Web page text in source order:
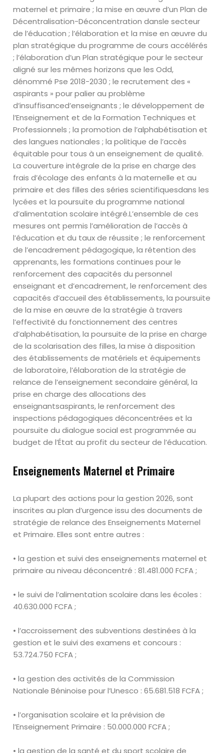
maternel et primaire ; la mise enœuvre d’un Plan de
Décentralisation-Déconcentration dansle secteur
de l’éducation ; l’élaboration et la mise enœuvre du
plan stratégique du programme de cours accélérés
; l’élaboration d’un Plan stratégique pour le secteur
aligné sur les mêmes horizons que lesOdd,
dénomméPse 2018-2030 ; le recrutement des «
aspirants » pour palier au problème
d’insuffisanced’enseignants ; le développement de
l’Enseignement et de la Formation Techniques et
Professionnels ; la promotion de l’alphabétisation et
des langues nationales ; la politique de l’accès
équitable pour tous à un enseignement de qualité.
Lacouverture intégrale de la prise en charge des
frais d’écolage des enfants à la maternelle et au
primaire et des filles des séries scientifiquesdans les
lycéesetla poursuite du programme national
d’alimentation scolaire intégré.L’ensemble de ces
mesures ont permis l’amélioration de l’accès à
l’éducation et du taux de réussite ; le renforcement
de l’encadrement pédagogique, la rétention des
apprenants, les formations continues pour le
renforcement des capacités du personnel
enseignant et d’encadrement, le renforcement des
capacités d’accueil des établissements, la poursuite
de la mise enœuvre de la stratégie à travers
l’effectivité du fonctionnement des centres
d’alphabétisation, la poursuite de la prise en charge
de la scolarisation des filles, la mise à disposition
des établissements de matériels et équipements
de laboratoire, l’élaboration de la stratégie de
relance de l’enseignement secondaire général, la
priseen charge des allocations des
enseignantsaspirants, le renforcement des
inspections pédagogiques déconcentrées et la
poursuite du dialogue social est programmée au
budget de l’État au profit du secteur de l’éducation.
Enseignements Maternel et Primaire
La plupart des actions pour la gestion 2026, sont
inscrites au plan d’urgence issu des documents de
stratégie de relance des Enseignements Maternel
et Primaire. Elles sont entre autres :
• la gestion et suivi des enseignements maternel et
primaire au niveau déconcentré : 81.481.000 FCFA ;
• le suivi de l’alimentation scolaire dans les écoles :
40.630.000 FCFA ;
• l’accroissement des subventions destinées à la
gestion et le suivi des examens et concours :
53.724.750 FCFA ;
• la gestion des activités de la Commission
Nationale Béninoise pourl’Unesco :65.681.518 FCFA ;
• l’organisation scolaire et la prévision de
l’Enseignement Primaire : 50.000.000 FCFA ;
• la gestion de la santé et du sport scolaire de